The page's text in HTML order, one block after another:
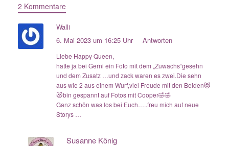
2 Kommentare
Walli
6. Mai 2023 um 16:25 Uhr
Antworten
Liebe Happy Queen,
hatte ja bei Gerni ein Foto mit dem „Zuwachs“gesehn
und dem Zusatz …und zack waren es zwei.Die sehn
aus wie 2 aus einem Wurf,viel Freude mit den Beiden😻
😻bin gespannt auf Fotos mit Cooper🤣🤣
Ganz schön was los bei Euch…..freu mich auf neue
Storys …
Susanne König